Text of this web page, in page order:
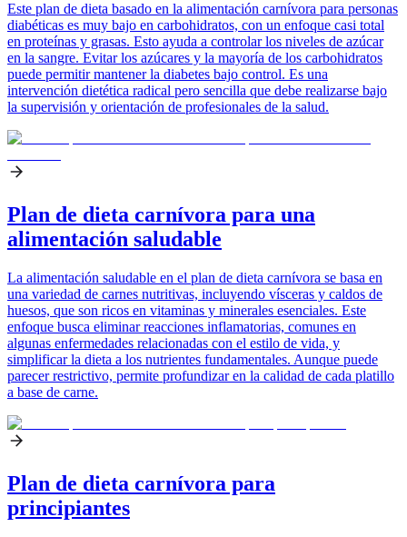
Este plan de dieta basado en la alimentación carnívora para personas
diabéticas es muy bajo en carbohidratos, con un enfoque casi total
en proteínas y grasas. Esto ayuda a controlar los niveles de azúcar
en la sangre. Evitar los azúcares y la mayoría de los carbohidratos
puede permitir mantener la diabetes bajo control. Es una
intervención dietética radical pero sencilla que debe realizarse bajo
la supervisión y orientación de profesionales de la salud.
Plan de dieta carnívora para una
alimentación saludable
La alimentación saludable en el plan de dieta carnívora se basa en
una variedad de carnes nutritivas, incluyendo vísceras y caldos de
huesos, que son ricos en vitaminas y minerales esenciales. Este
enfoque busca eliminar reacciones inflamatorias, comunes en
algunas enfermedades relacionadas con el estilo de vida, y
simplificar la dieta a los nutrientes fundamentales. Aunque puede
parecer restrictivo, permite profundizar en la calidad de cada platillo
a base de carne.
Plan de dieta carnívora para
principiantes